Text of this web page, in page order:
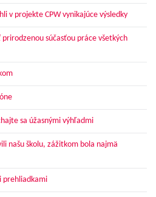
v projekte CPW vynikajúce výsledky
súčasťou práce všetkých
sa úžasnými výhľadmi
našu školu, zážitkom bola najmä
prehliadkami